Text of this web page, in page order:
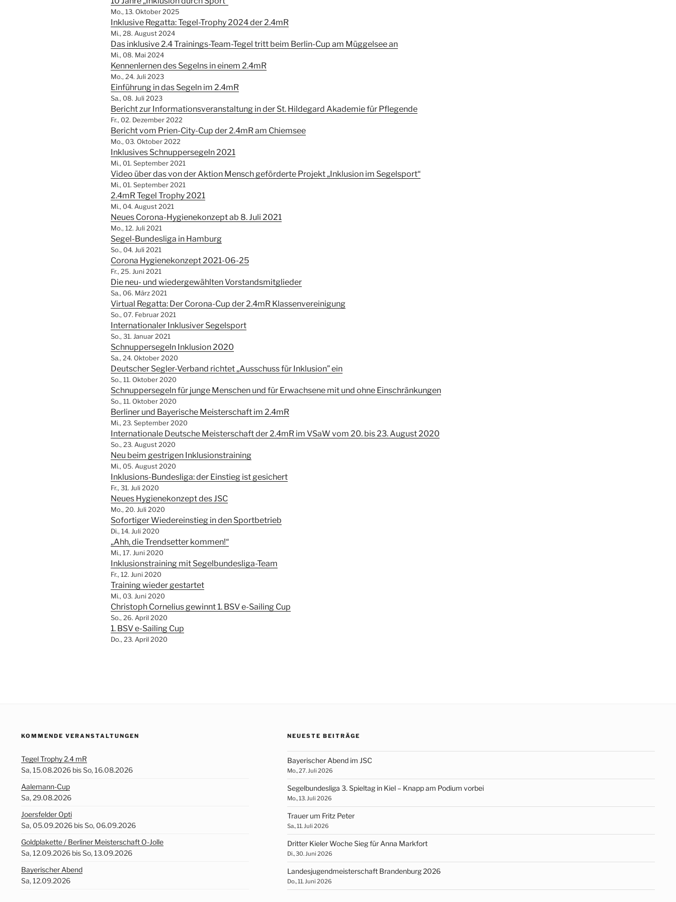
Mo., 13. Oktober 2025
Inklusive Regatta: Tegel-Trophy 2024 der 2.4mR
Mi., 28. August 2024
Das inklusive 2.4 Trainings-Team-Tegel tritt beim Berlin-Cup am Müggelsee an
Mi., 08. Mai 2024
Kennenlernen des Segelns in einem 2.4mR
Mo., 24. Juli 2023
Einführung in das Segeln im 2.4mR
Sa., 08. Juli 2023
Bericht zur Informationsveranstaltung in der St. Hildegard Akademie für Pflegende
Fr., 02. Dezember 2022
Bericht vom Prien-City-Cup der 2.4mR am Chiemsee
Mo., 03. Oktober 2022
Inklusives Schnuppersegeln 2021
Mi., 01. September 2021
Video über das von der Aktion Mensch geförderte Projekt „Inklusion im Segelsport“
Mi., 01. September 2021
2.4mR Tegel Trophy 2021
Mi., 04. August 2021
Neues Corona-Hygienekonzept ab 8. Juli 2021
Mo., 12. Juli 2021
Segel-Bundesliga in Hamburg
So., 04. Juli 2021
Corona Hygienekonzept 2021-06-25
Fr., 25. Juni 2021
Die neu- und wiedergewählten Vorstandsmitglieder
Sa., 06. März 2021
Virtual Regatta: Der Corona-Cup der 2.4mR Klassenvereinigung
So., 07. Februar 2021
Internationaler Inklusiver Segelsport
So., 31. Januar 2021
Schnuppersegeln Inklusion 2020
Sa., 24. Oktober 2020
Deutscher Segler-Verband richtet „Ausschuss für Inklusion” ein
So., 11. Oktober 2020
Schnuppersegeln für junge Menschen und für Erwachsene mit und ohne Einschränkungen
So., 11. Oktober 2020
Berliner und Bayerische Meisterschaft im 2.4mR
Mi., 23. September 2020
Internationale Deutsche Meisterschaft der 2.4mR im VSaW vom 20. bis 23. August 2020
So., 23. August 2020
Neu beim gestrigen Inklusionstraining
Mi., 05. August 2020
Inklusions-Bundesliga: der Einstieg ist gesichert
Fr., 31. Juli 2020
Neues Hygienekonzept des JSC
Mo., 20. Juli 2020
Sofortiger Wiedereinstieg in den Sportbetrieb
Di., 14. Juli 2020
„Ahh, die Trendsetter kommen!“
Mi., 17. Juni 2020
Inklusionstraining mit Segelbundesliga-Team
Fr., 12. Juni 2020
Training wieder gestartet
Mi., 03. Juni 2020
Christoph Cornelius gewinnt 1. BSV e-Sailing Cup
So., 26. April 2020
1. BSV e-Sailing Cup
Do., 23. April 2020
KOMMENDE VERANSTALTUNGEN
Tegel Trophy 2.4 mR
Sa, 15.08.2026 bis So, 16.08.2026
Aalemann-Cup
Sa, 29.08.2026
Joersfelder Opti
Sa, 05.09.2026 bis So, 06.09.2026
Goldplakette / Berliner Meisterschaft O-Jolle
Sa, 12.09.2026 bis So, 13.09.2026
Bayerischer Abend
Sa, 12.09.2026
NEUESTE BEITRÄGE
Bayerischer Abend im JSC
Mo., 27. Juli 2026
Segelbundesliga 3. Spieltag in Kiel – Knapp am Podium vorbei
Mo., 13. Juli 2026
Trauer um Fritz Peter
Sa., 11. Juli 2026
Dritter Kieler Woche Sieg für Anna Markfort
Di., 30. Juni 2026
Landesjugendmeisterschaft Brandenburg 2026
Do., 11. Juni 2026